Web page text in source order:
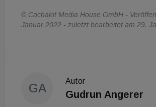
© Cachalot Media House GmbH -
Januar 2022 - zuletzt bearbeitet am 29.
GA
Autor
Gudrun Angerer